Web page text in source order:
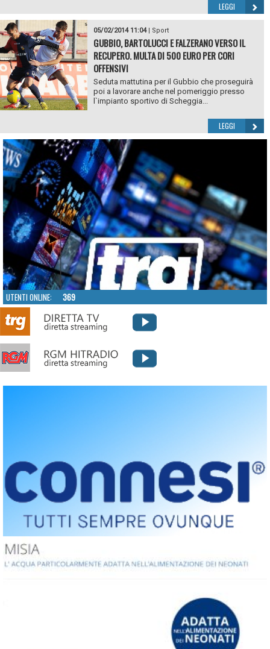
LEGGI
05/02/2014 11:04| Sport
GUBBIO, BARTOLUCCI E FALZERANO VERSO IL
RECUPERO. MULTA DI 500 EURO PER CORI
OFFENSIVI
Seduta mattutina per il Gubbio che proseguirà
poi a lavorare anche nel pomeriggio presso
l`impianto sportivo di Scheggia...
LEGGI
UTENTI ONLINE: 369